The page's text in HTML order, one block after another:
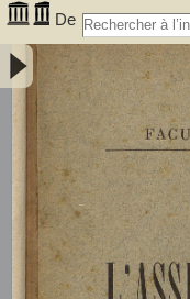
De
l'assurance sur la vie